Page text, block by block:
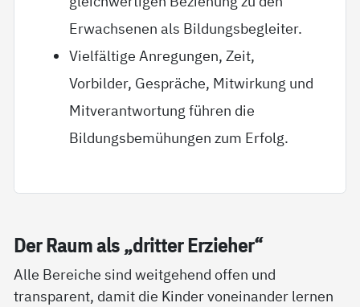
Erwachsenen als Bildungsbegleiter.
Vielfältige Anregungen, Zeit,
Vorbilder, Gespräche, Mitwirkung und
Mitverantwortung führen die
Bildungsbemühungen zum Erfolg.
Der Raum als „drit­ter Er­zie­her“
Alle Bereiche sind weitgehend offen und
transparent, damit die Kinder voneinander lernen